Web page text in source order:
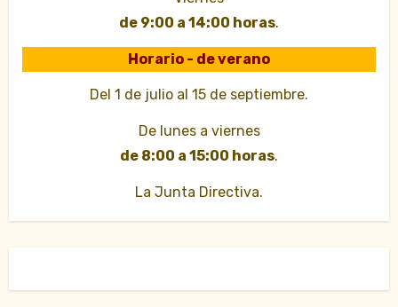
de 9:00 a 14:00 horas.
Horario - de verano
Del 1 de julio al 15 de septiembre.
De lunes a viernes
de 8:00 a 15:00 horas.
La Junta Directiva.